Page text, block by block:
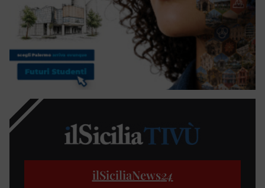
ilSiciliaNews24